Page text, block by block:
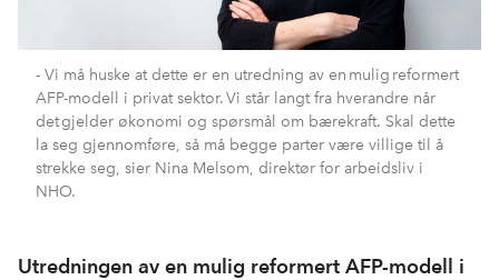
- Vi må huske at dette er en utredning av en mulig reformert
AFP-modell i privat sektor. Vi står langt fra hverandre når
det gjelder økonomi og spørsmål om bærekraft. Skal dette
la seg gjennomføre, så må begge parter være villige til å
strekke seg, sier Nina Melsom, direktør for arbeidsliv i
NHO.
Utredningen av en mulig reformert AFP-modell i